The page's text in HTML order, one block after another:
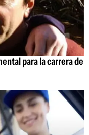
para la carrera de